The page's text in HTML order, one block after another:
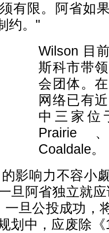
有限。阿省如
约。"
Wilson 目
斯科市带
会团体。
网络已有
中三家位
Prairie
Coaldale。
影响力不容小
旦阿省独立就
旦公投成功，
划中，应废除